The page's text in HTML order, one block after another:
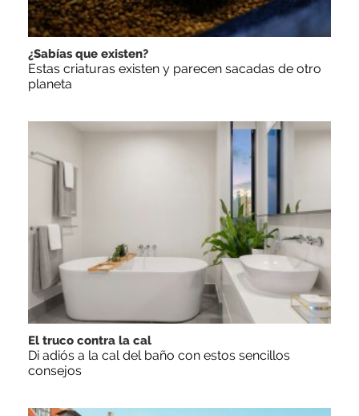
¿Sabías que existen?
Estas criaturas existen y parecen sacadas de otro
planeta
El truco contra la cal
Di adiós a la cal del baño con estos sencillos
consejos